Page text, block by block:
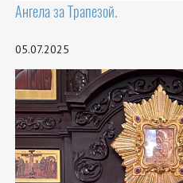
Ангела за Трапезой.
05.07.2025